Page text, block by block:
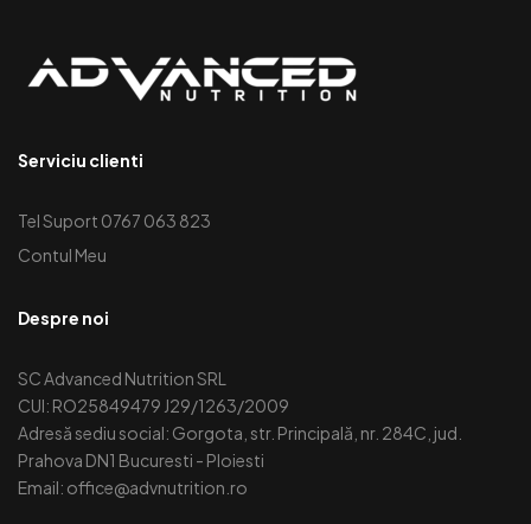
Serviciu clienti
Tel Suport 0767 063 823
Contul Meu
Despre noi
SC Advanced Nutrition SRL
CUI: RO25849479 J29/1263/2009
Adresă sediu social: Gorgota, str. Principală, nr. 284C, jud.
Prahova DN1 Bucuresti - Ploiesti
Email: office@advnutrition.ro